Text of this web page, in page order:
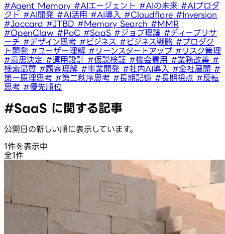
#Agent Memory #AIエージェント #AIの未来 #AIプロダ
クト #AI開発 #AI活用 #AI導入 #Cloudflare #Inversion
#Jaccard #JTBD #Memory Search #MMR
#OpenClaw #PoC #SaaS #ジョブ理論 #ディープリサ
ーチ #デザイン思考 #ビジネス #ビジネス戦略 #プロダク
ト開発 #ユーザー理解 #リーンスタートアップ #リスク管理
#意思決定 #運用設計 #仮説検証 #機会費用 #業務改善 #
検索品質 #顧客理解 #事業開発 #社内AI導入 #全社展開 #
第一原理思考 #第二秩序思考 #長期記憶 #長期視点 #反転
思考 #優先順位
#SaaS に関する記事
公開日の新しい順に表示しています。
1件を表示中
全1件